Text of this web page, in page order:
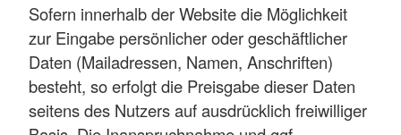
Sofern innerhalb der Website die Möglichkeit
zur Eingabe persönlicher oder geschäftlicher
Daten (Mailadressen, Namen, Anschriften)
besteht, so erfolgt die Preisgabe dieser Daten
seitens des Nutzers auf ausdrücklich freiwilliger